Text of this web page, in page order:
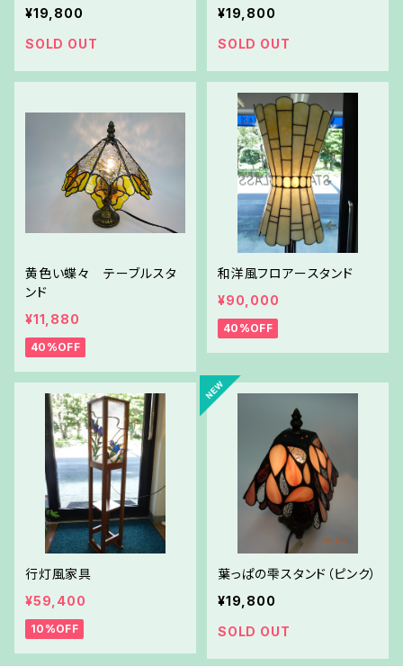
¥19,800
SOLD OUT
¥19,800
SOLD OUT
黄色い蝶々 テーブルスタ
ンド
¥11,880
40%OFF
和洋風フロアースタンド
¥90,000
40%OFF
行灯風家具
¥59,400
10%OFF
葉っぱの雫スタンド（ピンク）
¥19,800
SOLD OUT